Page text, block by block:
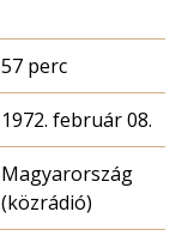
57 perc
1972. február 08.
Magyarország
(közrádió)